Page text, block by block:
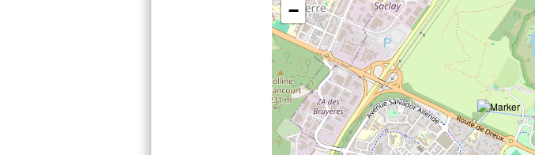
−